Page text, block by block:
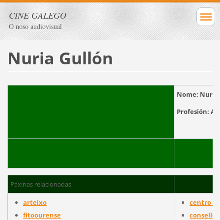
CINE GALEGO
O noso audiovisual
Nuria Gullón
Nome: Nuria
Profesión:
Páxinas relacionadas
arteixo
fitoourense
centro
consello